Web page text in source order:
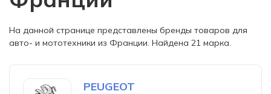
На данной странице представлены бренды товаров для
авто- и мототехники из Франции. Найдена 21 марка.
PEUGEOT